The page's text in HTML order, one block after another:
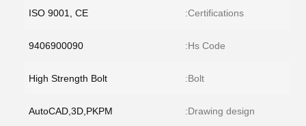
Certifications:
ISO 9001, CE
Hs Code:
9406900090
Bolt:
High Strength Bolt
Drawing design:
AutoCAD,3D,PKPM